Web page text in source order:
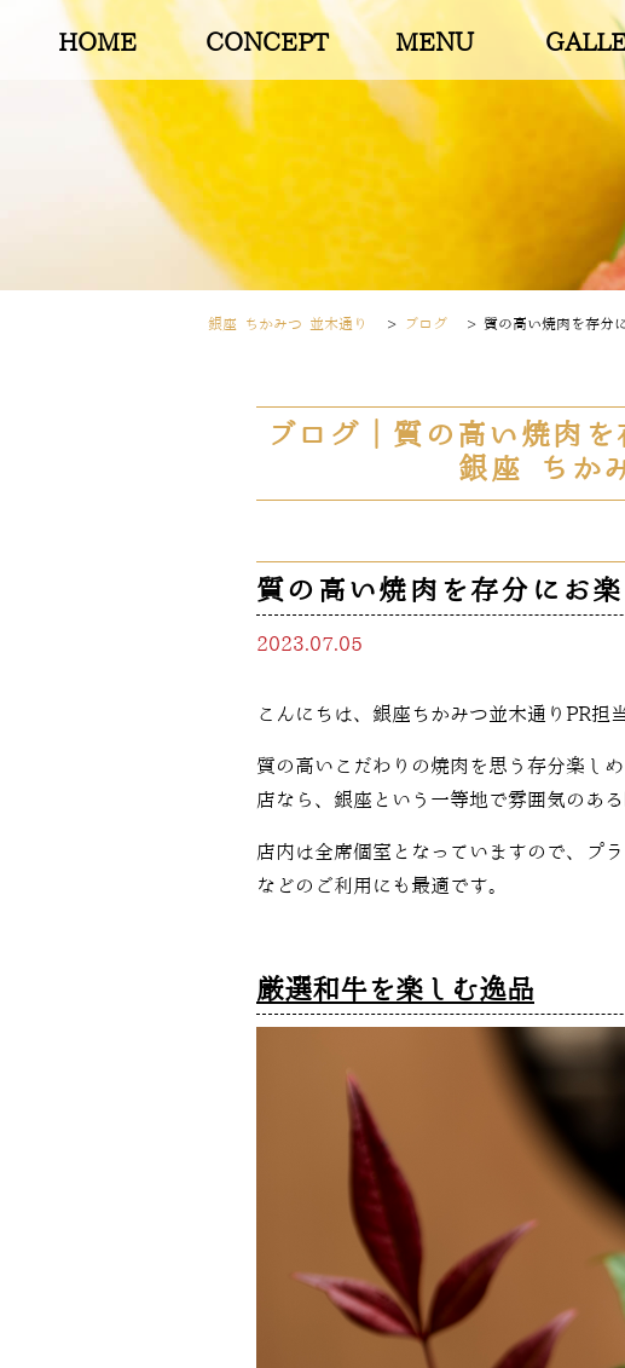
HOME CONCEPT MENU
銀座 ちかみつ 並木通り > ブログ > 質の高い焼肉を存分
ブログ｜質の高い焼肉
銀座 ちか
質の高い焼肉を存分にお
2023.07.05
こんにちは、銀座ちかみつ並木通りPR担
質の高いこだわりの焼肉を思う存分楽し
店なら、銀座という一等地で雰囲気のあ
店内は全席個室となっていますので、プ
などのご利用にも最適です。
厳選和牛を楽しむ逸品